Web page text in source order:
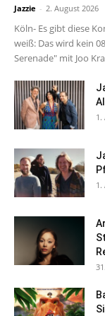
Jazzie - 2. August 2026
Köln- Es gibt diese
weiß: Das wird kein
Serenade" mit Joo
1.
1.